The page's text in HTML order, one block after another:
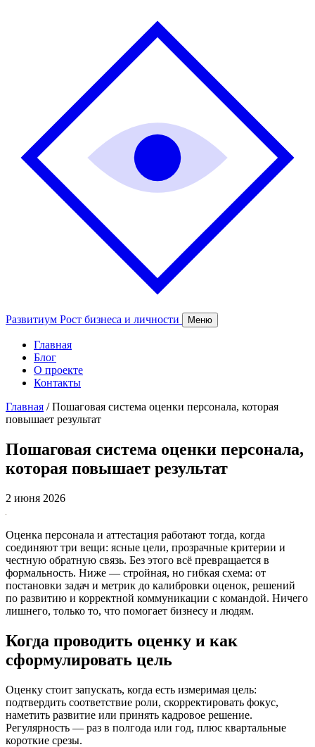
Развитиум Рост бизнеса и личности Меню
Главная
Блог
О проекте
Контакты
Главная / Пошаговая система оценки персонала, которая
повышает результат
Пошаговая система оценки персонала,
которая повышает результат
2 июня 2026
Оценка персонала и аттестация работают тогда, когда
соединяют три вещи: ясные цели, прозрачные критерии и
честную обратную связь. Без этого всё превращается в
формальность. Ниже — стройная, но гибкая схема: от
постановки задач и метрик до калибровки оценок, решений
по развитию и корректной коммуникации с командой. Ничего
лишнего, только то, что помогает бизнесу и людям.
Когда проводить оценку и как
сформулировать цель
Оценку стоит запускать, когда есть измеримая цель:
подтвердить соответствие роли, скорректировать фокус,
наметить развитие или принять кадровое решение.
Регулярность — раз в полгода или год, плюс квартальные
короткие срезы.